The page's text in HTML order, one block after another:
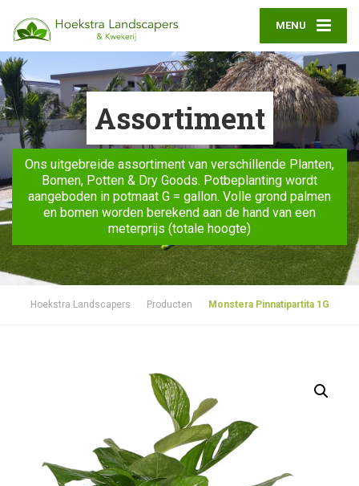
MENU
Assortiment
Ons uitgebreide assortiment van verschillende Planten,
Bomen, Potten & Dry Goods. Potbeplanting wordt
aangeboden in potmaat G = gallon. Volle grond palmen
en bomen worden berekend aan de hand van een
meterprijs (totale hoogte)
Hoekstra Landscapers Producten Monstera Pinnatipartita 1G